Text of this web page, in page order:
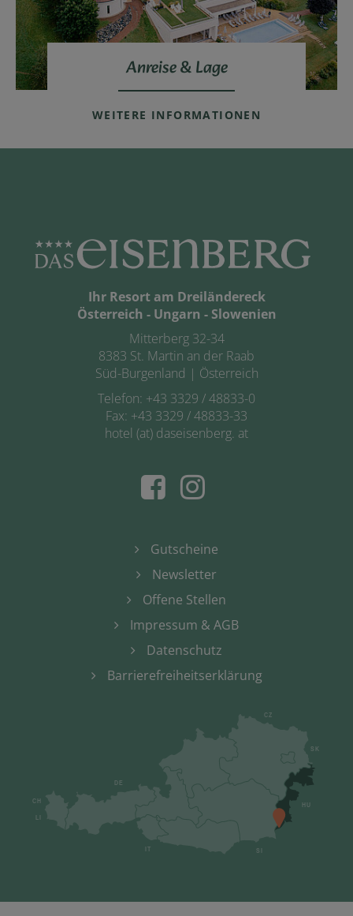
Anreise & Lage
WEITERE INFORMATIONEN
Ihr Resort am Dreiländereck
Österreich - Ungarn - Slowenien
Mitterberg 32-34
8383 St. Martin an der Raab
Süd-Burgenland | Österreich
Telefon: +43 3329 / 48833-0
Fax: +43 3329 / 48833-33
hotel (at) daseisenberg. at
Gutscheine
Newsletter
Offene Stellen
Impressum & AGB
Datenschutz
Barrierefreiheitserklärung